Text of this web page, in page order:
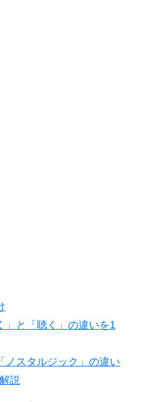
」と「聴く」の違いを1
ノスタルジック」の違い
説